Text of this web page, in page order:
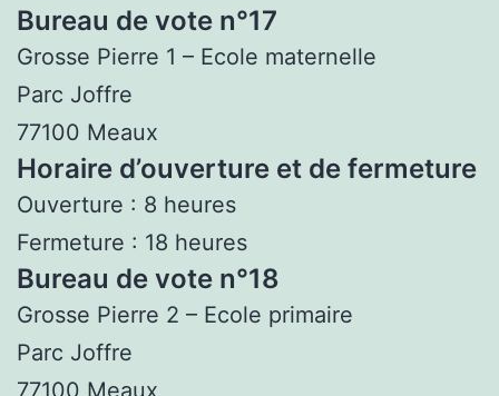
Bureau de vote n°17
Grosse Pierre 1 – Ecole maternelle
Parc Joffre
77100 Meaux
Horaire d’ouverture et de fermeture
Ouverture : 8 heures
Fermeture : 18 heures
Bureau de vote n°18
Grosse Pierre 2 – Ecole primaire
Parc Joffre
77100 Meaux